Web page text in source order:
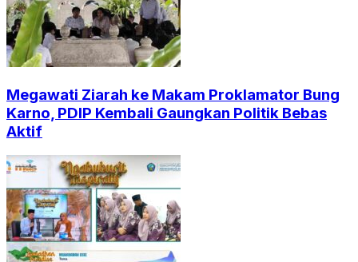
Megawati Ziarah ke Makam Proklamator Bung
Karno, PDIP Kembali Gaungkan Politik Bebas
Aktif